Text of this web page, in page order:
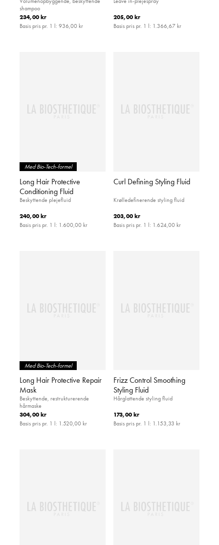
shampoo
234,00 kr
Basis pris pr. 1 l: 936,00 kr
205,00 kr
Basis pris pr. 1 l: 1.366,67 kr
Med Bio-Tech-formel
Long Hair Protective
Conditioning Fluid
Beskyttende plejefluid
240,00 kr
Basis pris pr. 1 l: 1.600,00 kr
Curl Defining Styling Fluid
Krølledefinerende styling fluid
203,00 kr
Basis pris pr. 1 l: 1.624,00 kr
Med Bio-Tech-formel
Long Hair Protective Repair
Mask
Beskyttende, restrukturerende
hårmaske
304,00 kr
Basis pris pr. 1 l: 1.520,00 kr
Frizz Control Smoothing
Styling Fluid
Hårglattende styling fluid
173,00 kr
Basis pris pr. 1 l: 1.153,33 kr